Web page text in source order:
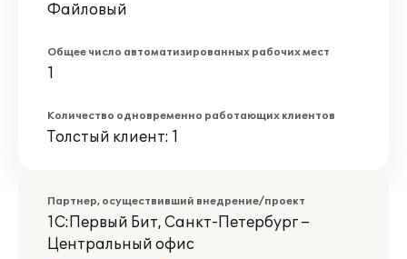
Файловый
Общее число автоматизированных рабочих мест
1
Количество одновременно работающих клиентов
Толстый клиент: 1
Партнер, осуществивший внедрение/проект
1С:Первый Бит, Санкт-Петербург –
Центральный офис